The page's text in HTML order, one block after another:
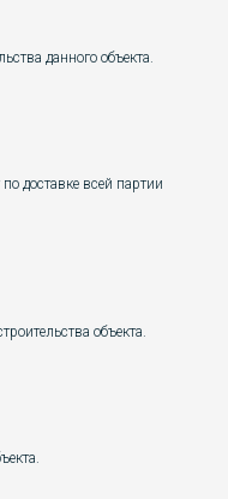
данного объекта.
доставке всей партии
объекта.